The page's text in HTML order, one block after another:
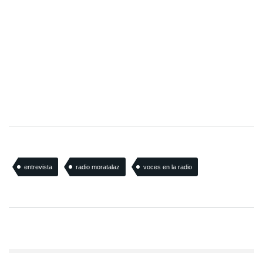
entrevista radio moratalaz voces en la radio